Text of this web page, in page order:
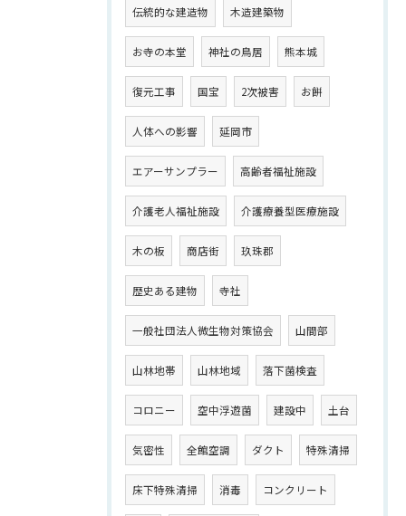
伝統的な建造物 木造建築物
お寺の本堂 神社の鳥居 熊本城
復元工事 国宝 2次被害 お餅
人体への影響 延岡市
エアーサンプラー 高齢者福祉施設
介護老人福祉施設 介護療養型医療施設
木の板 商店街 玖珠郡
歴史ある建物 寺社
一般社団法人微生物対策協会 山間部
山林地帯 山林地域 落下菌検査
コロニー 空中浮遊菌 建設中 土台
気密性 全館空調 ダクト 特殊清掃
床下特殊清掃 消毒 コンクリート